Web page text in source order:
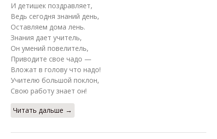
И детишек поздравляет,
Ведь сегодня знаний день,
Оставляем дома лень.
Знания дает учитель,
Он умений повелитель,
Приводите свое чадо —
Вложат в голову что надо!
Учителю большой поклон,
Свою работу знает он!
Читать дальше →